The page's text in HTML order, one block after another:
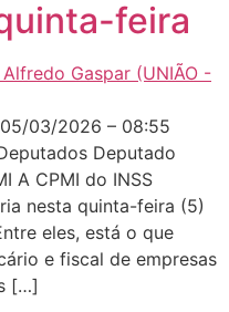
feira
05/03/2026 – 08:55
Deputado
A CPMI do INSS
nesta quinta-feira (5)
eles, está o que
e fiscal de empresas
[…]